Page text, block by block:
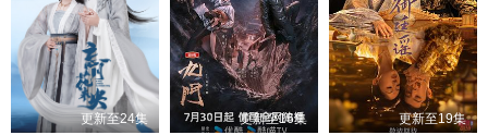
更新至24集 更新至16集 更新至19集